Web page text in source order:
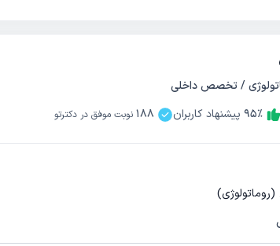
/ تخصص داخلی
95٪ پیشنهاد کاربران 188 نوبت موفق در دکترتو